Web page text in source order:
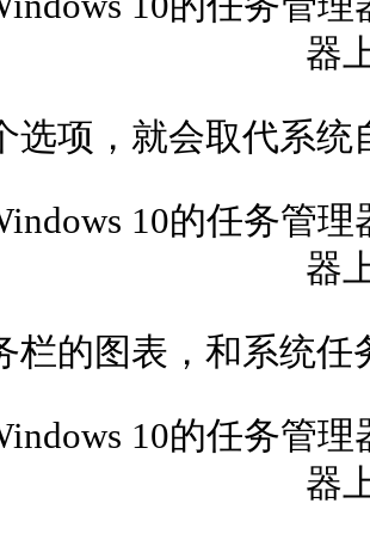
选项，就会取代系
栏的图表，和系统任